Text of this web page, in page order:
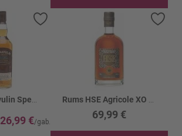
26,99 € 69,99 €